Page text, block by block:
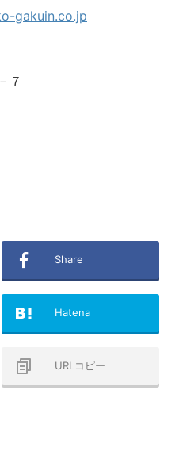
７
Share
Hatena
URLコピー